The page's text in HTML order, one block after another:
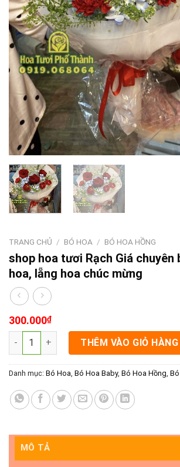
TRANG CHỦ / BÓ HOA / BÓ HOA HỒNG
shop hoa tươi Rạch Giá chuyên
hoa, lẵng hoa chúc mừng
300.000₫
shop hoa tươi Rạch Giá chuyên bó hoa,
THÊM VÀO GIỎ HÀNG
Danh mục: Bó Hoa Bó Hoa Baby, Bó Hoa Hồng
MÔ TẢ